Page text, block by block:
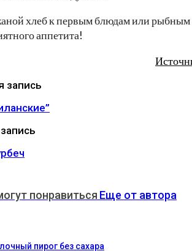
хлеб к первым блюдам или рыбным
аппетита!
запись
понравиться Еще от автора
пирог без сахара